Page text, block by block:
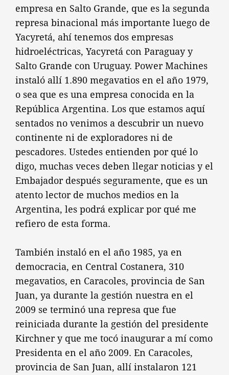
empresa en Salto Grande, que es la segunda
represa binacional más importante luego de
Yacyretá, ahí tenemos dos empresas
hidroeléctricas, Yacyretá con Paraguay y
Salto Grande con Uruguay. Power Machines
instaló allí 1.890 megavatios en el año 1979,
o sea que es una empresa conocida en la
República Argentina. Los que estamos aquí
sentados no venimos a descubrir un nuevo
continente ni de exploradores ni de
pescadores. Ustedes entienden por qué lo
digo, muchas veces deben llegar noticias y el
Embajador después seguramente, que es un
atento lector de muchos medios en la
Argentina, les podrá explicar por qué me
refiero de esta forma.
También instaló en el año 1985, ya en
democracia, en Central Costanera, 310
megavatios, en Caracoles, provincia de San
Juan, ya durante la gestión nuestra en el
2009 se terminó una represa que fue
reiniciada durante la gestión del presidente
Kirchner y que me tocó inaugurar a mí como
Presidenta en el año 2009. En Caracoles,
provincia de San Juan, allí instalaron 121